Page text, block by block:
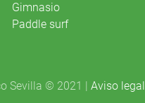
Gimnasio
Paddle surf
Sevilla © 2021 | Aviso legal